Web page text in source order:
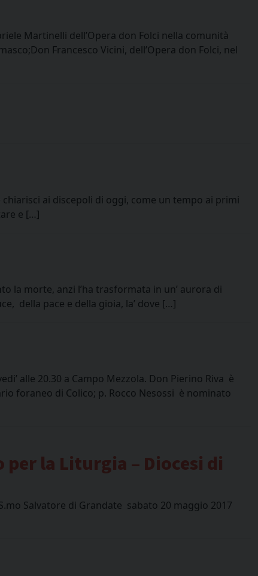
Martinelli dell’Opera don Folci nella comunità
Francesco Vicini, dell’Opera don Folci, nel
ai discepoli di oggi, come un tempo ai primi
e […]
la morte, anzi l’ha trasformata in un’ aurora di
della pace e della gioia, la’ dove […]
alle 20.30 a Campo Mezzola. Don Pierino Riva è
foraneo di Colico; p. Rocco Nesossi è nominato
la Liturgia – Diocesi di
Salvatore di Grandate sabato 20 maggio 2017